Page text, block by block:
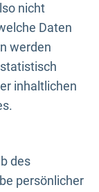
nicht
Daten
werden
inhaltlichen
des
persönlicher